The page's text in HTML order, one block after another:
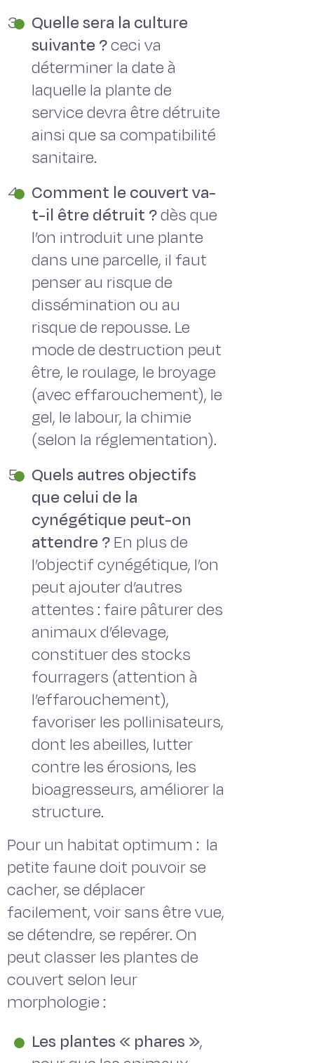
Quelle sera la culture
suivante ?ceci va
déterminer la date à
laquelle la plante de
service devra être détruite
ainsi que sa compatibilité
sanitaire.
Comment le couvert va-
t-il être détruit ?dès que
l’on introduit une plante
dans une parcelle, il faut
penser au risque de
dissémination ou au
risque de repousse. Le
mode de destruction peut
être, le roulage, le broyage
(avec effarouchement), le
gel, le labour, la chimie
(selon la réglementation).
Quels autres objectifs
que celui de la
cynégétique peut-on
attendre ?En plus de
l’objectif cynégétique, l’on
peut ajouter d’autres
attentes : faire pâturer des
animaux d’élevage,
constituer des stocks
fourragers (attention à
l’effarouchement),
favoriser les pollinisateurs,
dont les abeilles, lutter
contre les érosions, les
bioagresseurs, améliorer la
structure.
Pour un habitat optimum : la
petite faune doit pouvoir se
cacher, se déplacer
facilement, voir sans être vue,
se détendre, se repérer. On
peut classer les plantes de
couvert selon leur
morphologie :
Les plantes « phares »,